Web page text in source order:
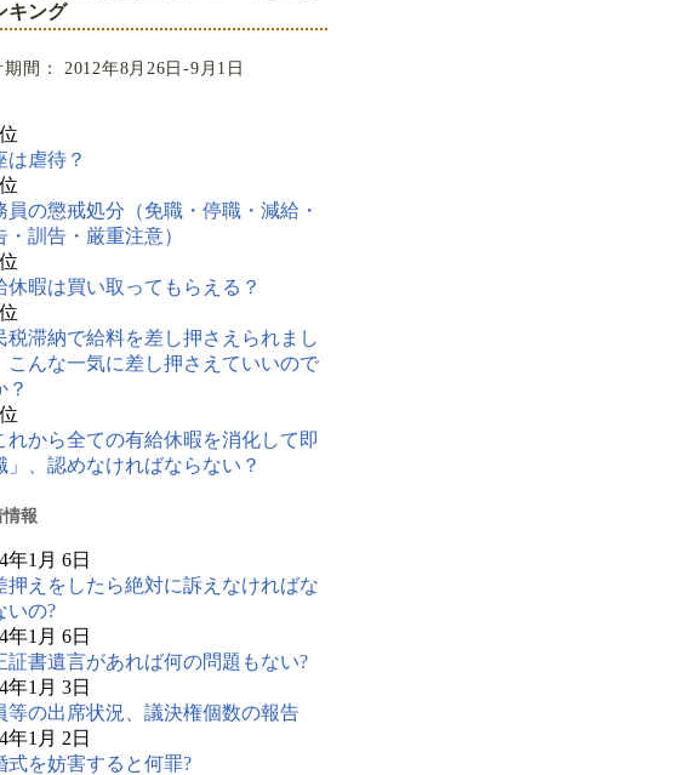
キング
期間： 2012年8月26日-9月1日
は虐待？
員の懲戒処分（免職・停職・減給・
・訓告・厳重注意）
休暇は買い取ってもらえる？
税滞納で給料を差し押さえられまし
こんな一気に差し押さえていいので
？
れから全ての有給休暇を消化して即
」、認めなければならない？
報
年1月 6日
押えをしたら絶対に訴えなければな
いの?
年1月 6日
証書遺言があれば何の問題もない?
年1月 3日
等の出席状況、議決権個数の報告
年1月 2日
式を妨害すると何罪?